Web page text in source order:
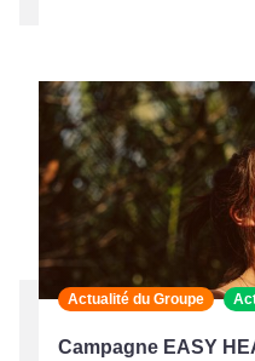
Actualité du Groupe
Campagne EASY